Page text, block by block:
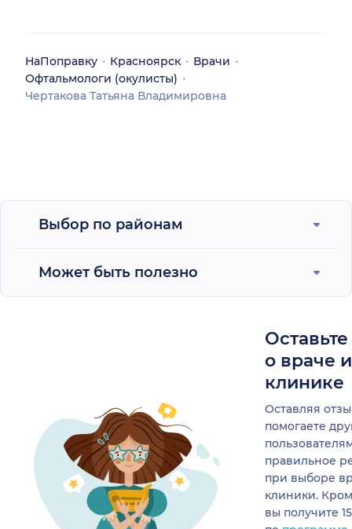
НаПоправку Красноярск
Врачи
Офтальмологи (окулисты)
Чертакова Татьяна Владимировна
Выбор по районам
Может быть полезно
о враче
клинике
Оставляя
помогаете
правильное
при выборе
клиники.
вы получите